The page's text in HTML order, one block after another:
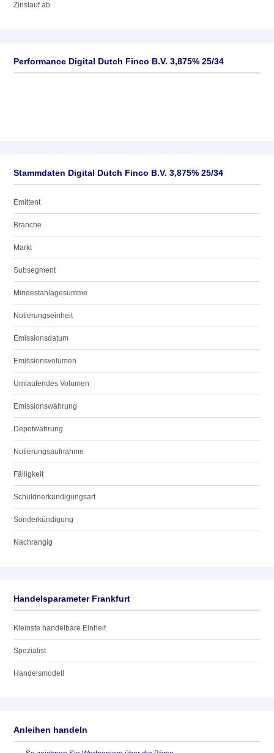
Zinslauf ab
Performance Digital Dutch Finco B.V. 3,875% 25/34
Stammdaten Digital Dutch Finco B.V. 3,875% 25/34
Emittent
Branche
Markt
Subsegment
Mindestanlagesumme
Notierungseinheit
Emissionsdatum
Emissionsvolumen
Umlaufendes Volumen
Emissionswährung
Depotwährung
Notierungsaufnahme
Fälligkeit
Schuldnerkündigungsart
Sonderkündigung
Nachrangig
Handelsparameter Frankfurt
Kleinste handelbare Einheit
Spezialist
Handelsmodell
Anleihen handeln